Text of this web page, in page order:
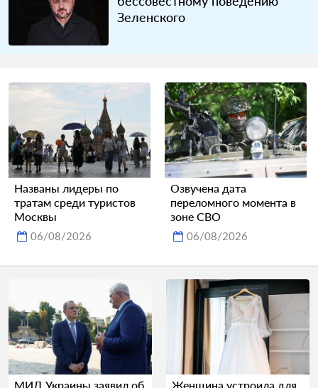
Зеленского
Названы лидеры по
тратам среди туристов
Москвы
06/08/2026
Озвучена дата
переломного момента в
зоне СВО
06/08/2026
МИД Украины заявил об Женщина устроила для